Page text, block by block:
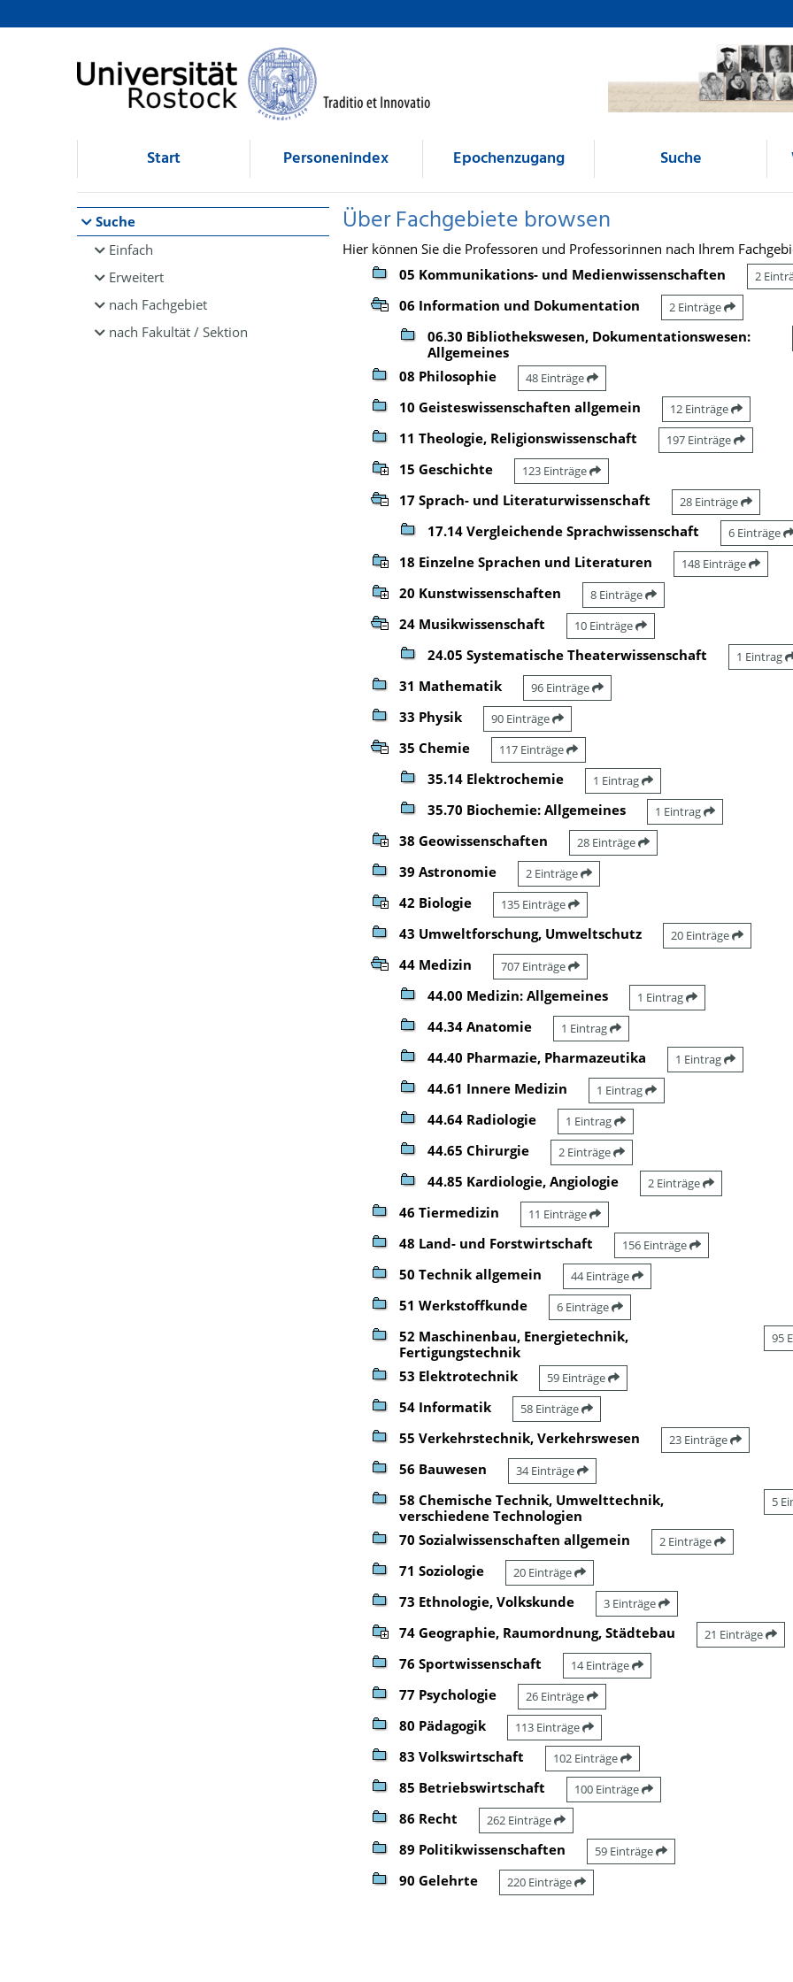
Browsen
direkt zum Inhalt
Start Personenindex Epochenzugang Suche
Suche
Einfach
Erweitert
nach Fachgebiet
nach Fakultät / Sektion
Über Fachgebiete browsen
Hier können Sie die Professoren und Professorinnen nach Ihrem
05 Kommunikations- und Medienwissenschaften
2
06 Information und Dokumentation 2 Einträge
06.30 Bibliothekswesen, Dokumentationswesen:
Allgemeines
08 Philosophie 48 Einträge
10 Geisteswissenschaften allgemein 12 Einträge
11 Theologie, Religionswissenschaft 197 Einträge
15 Geschichte 123 Einträge
17 Sprach- und Literaturwissenschaft 28 Einträge
17.14 Vergleichende Sprachwissenschaft 6 Einträge
18 Einzelne Sprachen und Literaturen 148 Einträge
20 Kunstwissenschaften 8 Einträge
24 Musikwissenschaft 10 Einträge
24.05 Systematische Theaterwissenschaft 1 Eintrag
31 Mathematik 96 Einträge
33 Physik 90 Einträge
35 Chemie 117 Einträge
35.14 Elektrochemie 1 Eintrag
35.70 Biochemie: Allgemeines 1 Eintrag
38 Geowissenschaften 28 Einträge
39 Astronomie 2 Einträge
42 Biologie 135 Einträge
43 Umweltforschung, Umweltschutz 20 Einträge
44 Medizin 707 Einträge
44.00 Medizin: Allgemeines 1 Eintrag
44.34 Anatomie 1 Eintrag
44.40 Pharmazie, Pharmazeutika 1 Eintrag
44.61 Innere Medizin 1 Eintrag
44.64 Radiologie 1 Eintrag
44.65 Chirurgie 2 Einträge
44.85 Kardiologie, Angiologie 2 Einträge
46 Tiermedizin 11 Einträge
48 Land- und Forstwirtschaft 156 Einträge
50 Technik allgemein 44 Einträge
51 Werkstoffkunde 6 Einträge
52 Maschinenbau, Energietechnik,
Fertigungstechnik
95
53 Elektrotechnik 59 Einträge
54 Informatik 58 Einträge
55 Verkehrstechnik, Verkehrswesen 23 Einträge
56 Bauwesen 34 Einträge
58 Chemische Technik, Umwelttechnik,
verschiedene Technologien
5
70 Sozialwissenschaften allgemein 2 Einträge
71 Soziologie 20 Einträge
73 Ethnologie, Volkskunde 3 Einträge
74 Geographie, Raumordnung, Städtebau 21 Einträge
76 Sportwissenschaft 14 Einträge
77 Psychologie 26 Einträge
80 Pädagogik 113 Einträge
83 Volkswirtschaft 102 Einträge
85 Betriebswirtschaft 100 Einträge
86 Recht 262 Einträge
89 Politikwissenschaften 59 Einträge
90 Gelehrte 220 Einträge